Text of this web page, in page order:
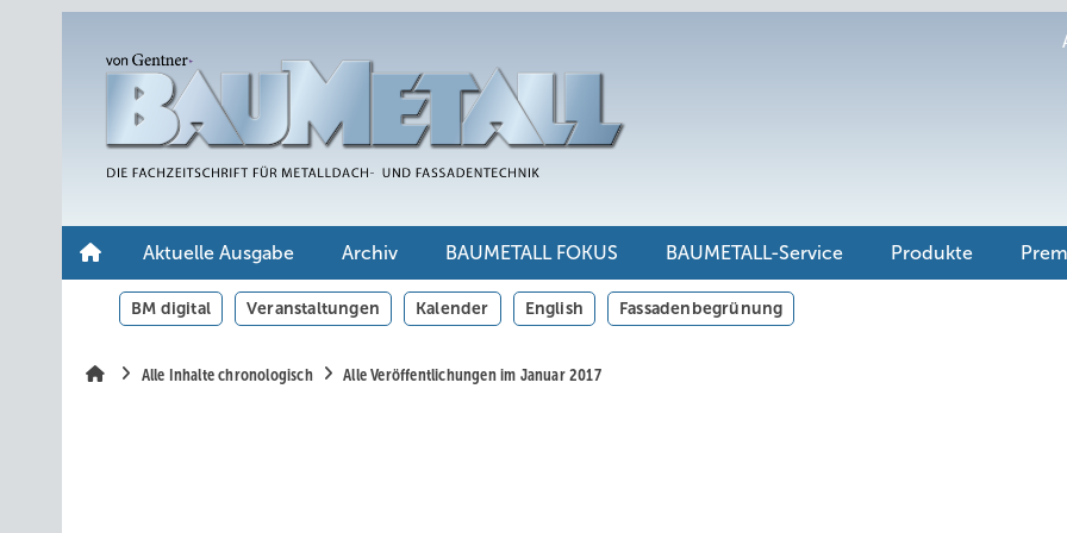
Aktuelle Ausgabe Archiv BAUMETALL FOKUS BAUMETALL-Service Produkte
BM digital Veranstaltungen Kalender English Fassadenbegrünung
Alle Inhalte chronologisch Alle Veröffentlichungen im Januar 2017